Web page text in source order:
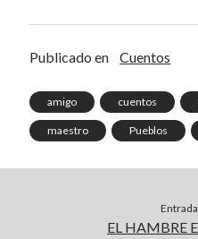
Publicado en Cuentos
amigo cuentos
maestro Pueblos
EL HAMBRE